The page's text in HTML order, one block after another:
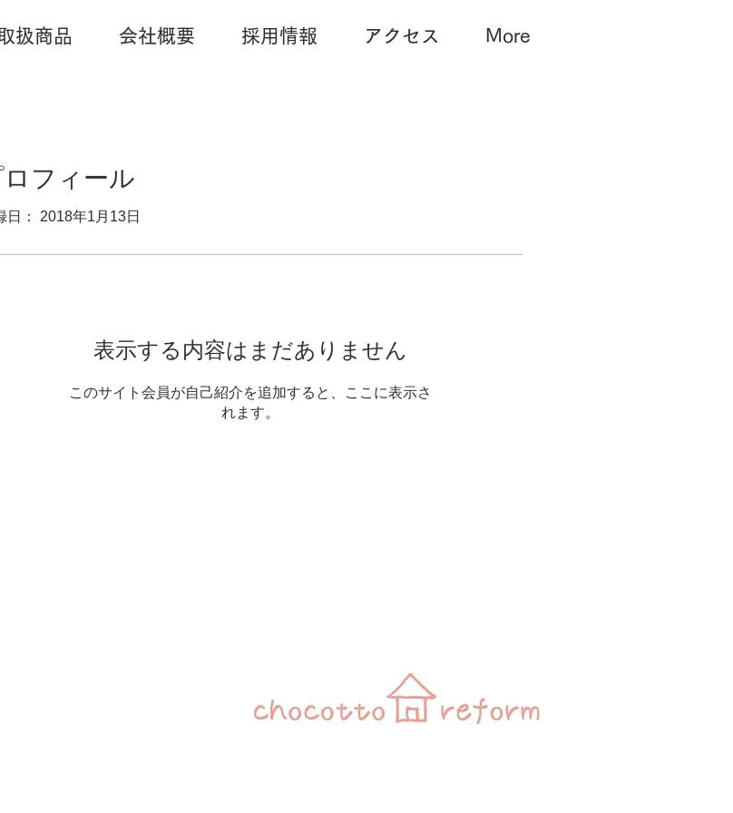
扱商品 会社概要 採用情報 アクセス More
フィール
日： 2018年1月13日
表示する内容はまだありません
このサイト会員が自己紹介を追加すると、ここに表示さ
れます。